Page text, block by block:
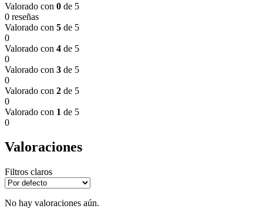
Valorado con 0 de 5
0 reseñas
Valorado con 5 de 5
0
Valorado con 4 de 5
0
Valorado con 3 de 5
0
Valorado con 2 de 5
0
Valorado con 1 de 5
0
Valoraciones
Filtros claros
No hay valoraciones aún.